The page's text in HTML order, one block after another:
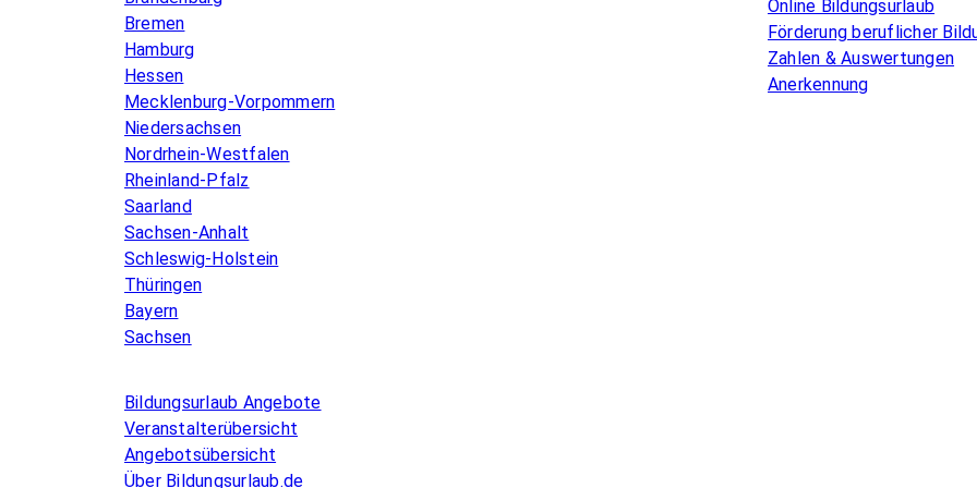
Bremen
Hamburg
Hessen
Mecklenburg-Vorpommern
Niedersachsen
Nordrhein-Westfalen
Rheinland-Pfalz
Saarland
Sachsen-Anhalt
Schleswig-Holstein
Thüringen
Bayern
Sachsen
Online Bildungsurlaub
Förderung beruflicher
Zahlen & Auswertungen
Anerkennung
Bildungsurlaub Angebote
Veranstalterübersicht
Angebotsübersicht
Über Bildungsurlaub.de